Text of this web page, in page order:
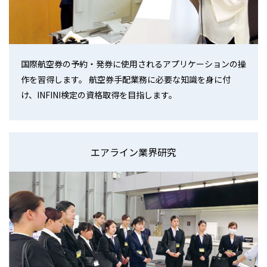
国際航空券の予約・発券に使用されるアプリケーションの操
作を習得します。 航空券手配業務に必要な知識を身に付
け、INFINI検定の資格取得を目指します。
エアライン業界研究